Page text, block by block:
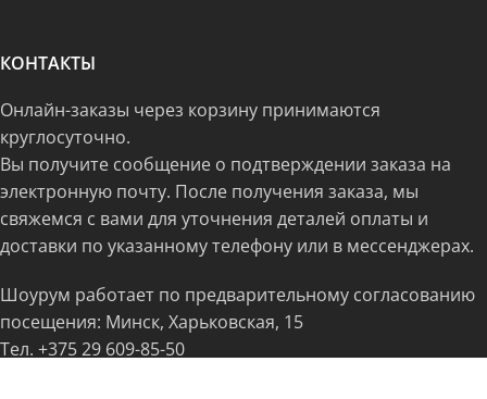
КОНТАКТЫ
Онлайн-заказы через корзину принимаются
круглосуточно.
Вы получите сообщение о подтверждении заказа на
электронную почту. После получения заказа, мы
свяжемся с вами для уточнения деталей оплаты и
доставки по указанному телефону или в мессенджерах.
Шоурум работает по предварительному согласованию
посещения: Минск, Харьковская, 15
Тел. +375 29 609-85-50